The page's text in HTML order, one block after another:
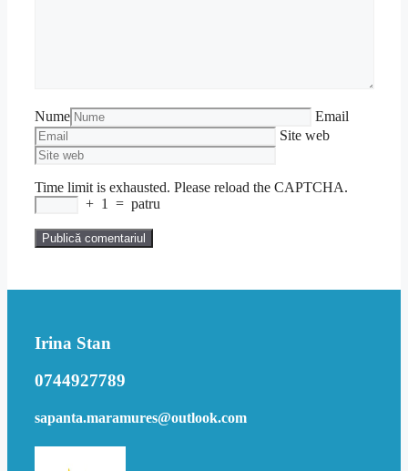
Nume
Email
Site web
Time limit is exhausted. Please reload the CAPTCHA.
+ 1 = patru
Irina Stan
0744927789
sapanta.maramures@outlook.com